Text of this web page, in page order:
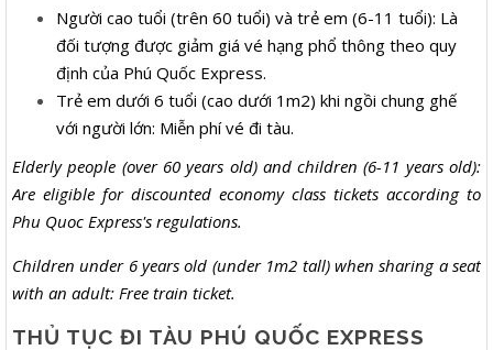
Người cao tuổi (trên 60 tuổi) và trẻ em (6-11 tuổi): Là
đối tượng được giảm giá vé hạng phổ thông theo quy
định của Phú Quốc Express.
Trẻ em dưới 6 tuổi (cao dưới 1m2) khi ngồi chung ghế
với người lớn: Miễn phí vé đi tàu.
Elderly people (over 60 years old) and children (6-11 years old):
Are eligible for discounted economy class tickets according to
Phu Quoc Express's regulations.
Children under 6 years old (under 1m2 tall) when sharing a seat
with an adult: Free train ticket.
THỦ TỤC ĐI TÀU PHÚ QUỐC EXPRESS